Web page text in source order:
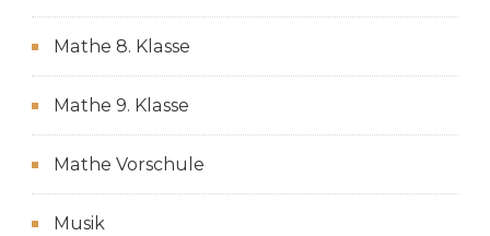
Mathe 8. Klasse
Mathe 9. Klasse
Mathe Vorschule
Musik